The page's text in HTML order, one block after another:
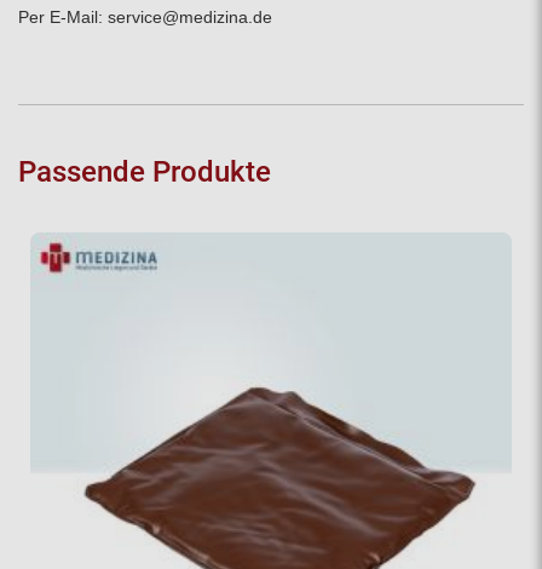
Per E-Mail: service@medizina.de
Passende Produkte